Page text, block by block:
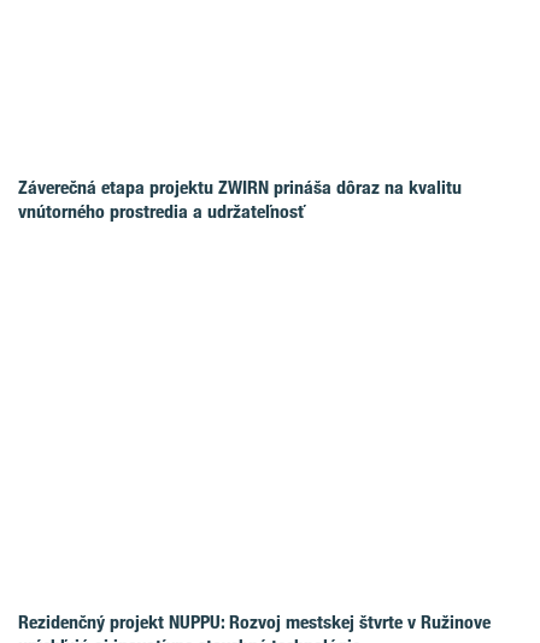
Záverečná etapa projektu ZWIRN prináša dôraz na kvalitu
vnútorného prostredia a udržateľnosť
Rezidenčný projekt NUPPU: Rozvoj mestskej štvrte v Ružinove